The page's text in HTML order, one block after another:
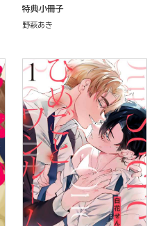
特典小冊子
野萩あき